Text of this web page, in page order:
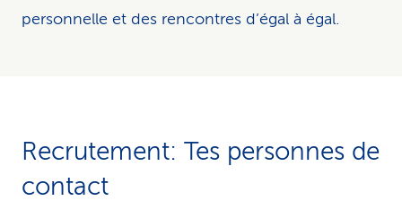
personnelle et des rencontres d’égal à égal.
Recrutement: Tes personnes de
contact